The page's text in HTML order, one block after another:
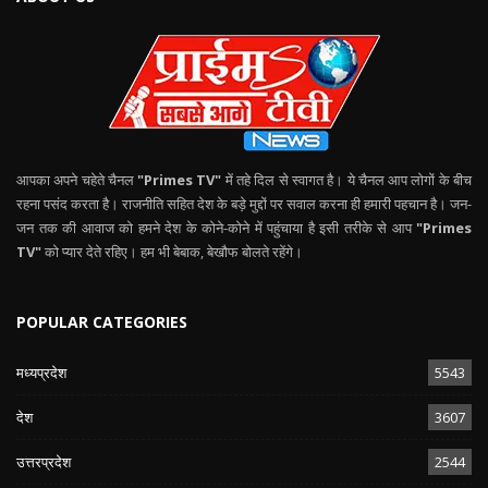
आपका अपने चहेते चैनल "Primes TV" में तहे दिल से स्वागत है। ये चैनल आप लोगों के बीच
रहना पसंद करता है। राजनीति सहित देश के बड़े मुद्दों पर सवाल करना ही हमारी पहचान है। जन-
जन तक की आवाज को हमने देश के कोने-कोने में पहुंचाया है इसी तरीके से आप "Primes
TV"को प्यार देते रहिए। हम भी बेबाक, बेखौफ बोलते रहेंगे।
POPULAR CATEGORIES
मध्यप्रदेश 5543
देश 3607
उत्तरप्रदेश 2544